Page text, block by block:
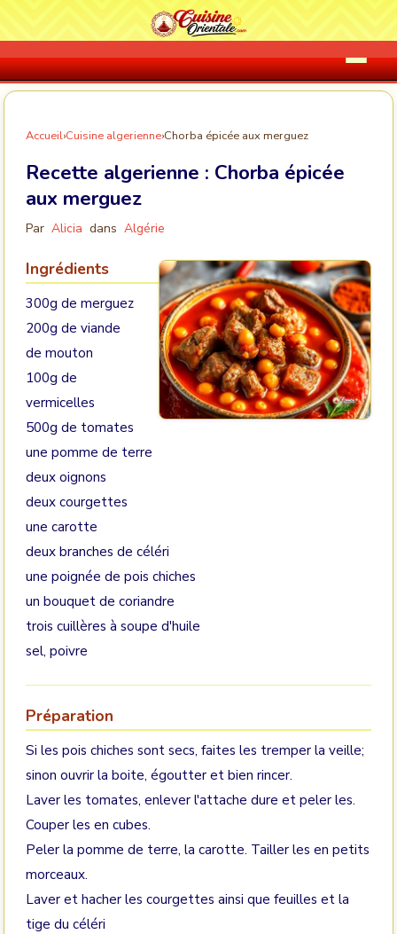
Accueil›Cuisine algerienne›Chorba épicée aux merguez
Recette algerienne : Chorba épicée
aux merguez
Par Alicia dans Algérie
Ingrédients
300g de merguez
200g de viande
de mouton
100g de
vermicelles
500g de tomates
une pomme de terre
deux oignons
deux courgettes
une carotte
deux branches de céléri
une poignée de pois chiches
un bouquet de coriandre
trois cuillères à soupe d'huile
sel, poivre
Préparation
Si les pois chiches sont secs, faites les tremper la veille;
sinon ouvrir la boite, égoutter et bien rincer.
Laver les tomates, enlever l'attache dure et peler les.
Couper les en cubes.
Peler la pomme de terre, la carotte. Tailler les en petits
morceaux.
Laver et hacher les courgettes ainsi que feuilles et la
tige du céléri